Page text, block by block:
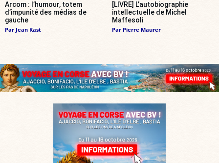
Arcom : l’humour, totem
d’impunité des médias de
gauche
Par Jean Kast
[LIVRE] L’autobiographie
intellectuelle de Michel
Maffesoli
Par Pierre Maurer